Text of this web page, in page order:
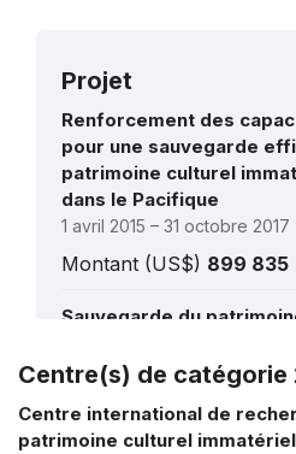
Projet
Renforcement des
pour une sauvegarde
patrimoine culturel
dans le Pacifique
1 avril 2015 – 31 octobre 2017
Montant (US$) 899 835
Sauvegarde du
capacités nationales en
Montant (US$)1 020 484
Voir tous les projets
Centre(s) de catégorie
Centre international de
patrimoine culturel